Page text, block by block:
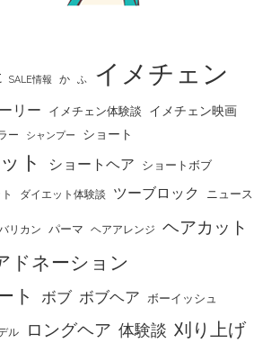
SALE情報 か ふ イメチェン
リー イメチェン体験談 イメチェン映画
ー シャンプー ショート
ト ショートヘア ショートボブ
ダイエット体験談 ツーブロック ニュース
リカン パーマ ヘアアレンジ ヘアカット
ドネーション
ト
ボブ ボブヘア ボーイッシュ
ル ロングヘア 体験談 刈り上げ